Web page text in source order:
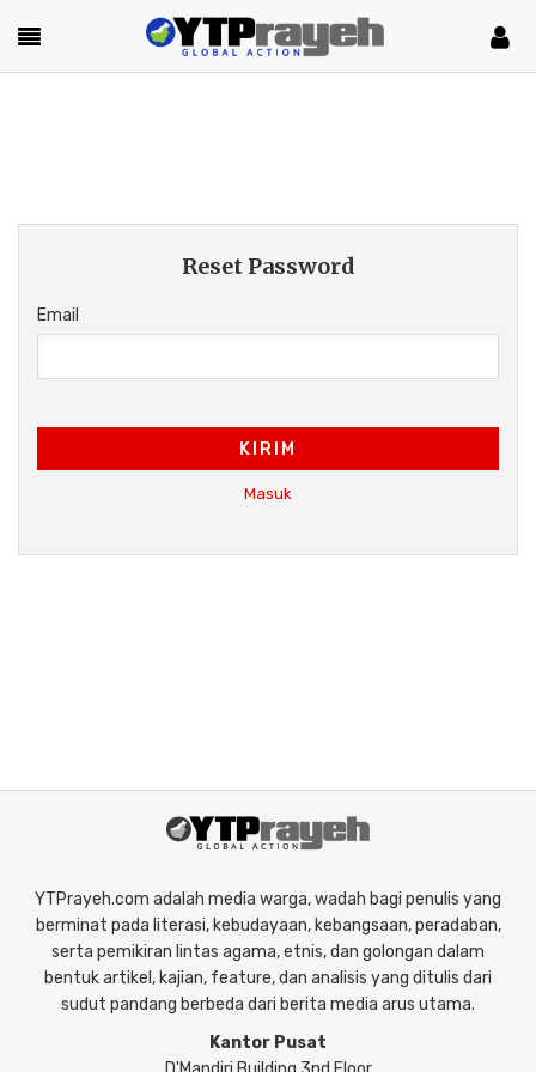
Reset Password
Email
KIRIM
Masuk
YTPrayeh.com adalah media warga, wadah bagi penulis yang
berminat pada literasi, kebudayaan, kebangsaan, peradaban,
serta pemikiran lintas agama, etnis, dan golongan dalam
bentuk artikel, kajian, feature, dan analisis yang ditulis dari
sudut pandang berbeda dari berita media arus utama.
Kantor Pusat